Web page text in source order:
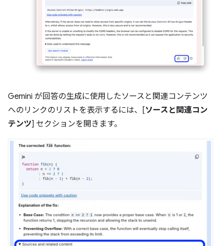
Gemini が回答の生成に使用したソースと関連コンテンツ
へのリンクのリストを表示するには、[ソースと関連コン
テンツ] セクションを開きます。